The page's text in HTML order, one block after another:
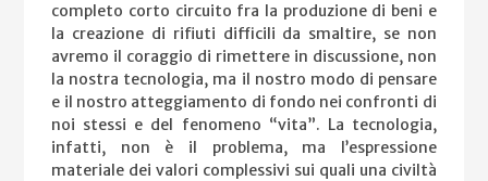
completo corto circuito fra la produzione di beni e
la creazione di rifiuti difficili da smaltire, se non
avremo il coraggio di rimettere in discussione, non
la nostra tecnologia, ma il nostro modo di pensare
e il nostro atteggiamento di fondo nei confronti di
noi stessi e del fenomeno “vita”. La tecnologia,
infatti, non è il problema, ma l’espressione
materiale dei valori complessivi sui quali una civiltà